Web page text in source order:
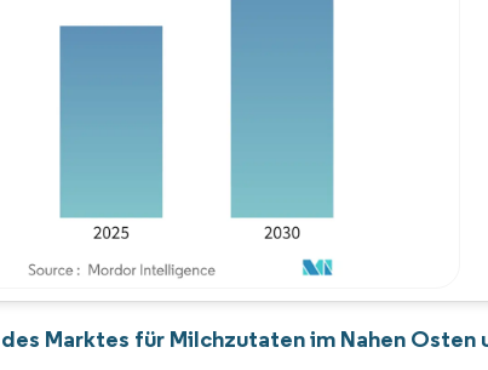
Marktes für Milchzutaten im Nahen